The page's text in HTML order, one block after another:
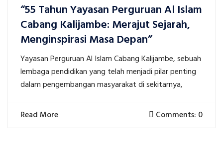
“55 Tahun Yayasan Perguruan Al Islam
Cabang Kalijambe: Merajut Sejarah,
Menginspirasi Masa Depan”
Yayasan Perguruan Al Islam Cabang Kalijambe, sebuah
lembaga pendidikan yang telah menjadi pilar penting
dalam pengembangan masyarakat di sekitarnya,
Read More Comments: 0